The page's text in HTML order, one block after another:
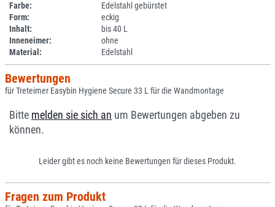
Farbe:
Edelstahl gebürstet
Form:
eckig
Inhalt:
bis 40 L
Inneneimer:
ohne
Material:
Edelstahl
Bewertungen
für Treteimer Easybin Hygiene Secure 33 L für die Wandmontage
Bitte melden sie sich an um Bewertungen abgeben zu
können.
Leider gibt es noch keine Bewertungen für dieses Produkt.
Fragen zum Produkt